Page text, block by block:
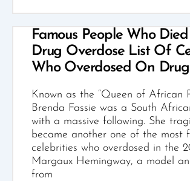
Famous People Who
Drug Overdose List Of
Who Overdosed On
Known as the “Queen of African
Brenda Fassie was a South
with a massive following. She
became another one of the most
celebrities who overdosed in the
Margaux Hemingway, a model
from